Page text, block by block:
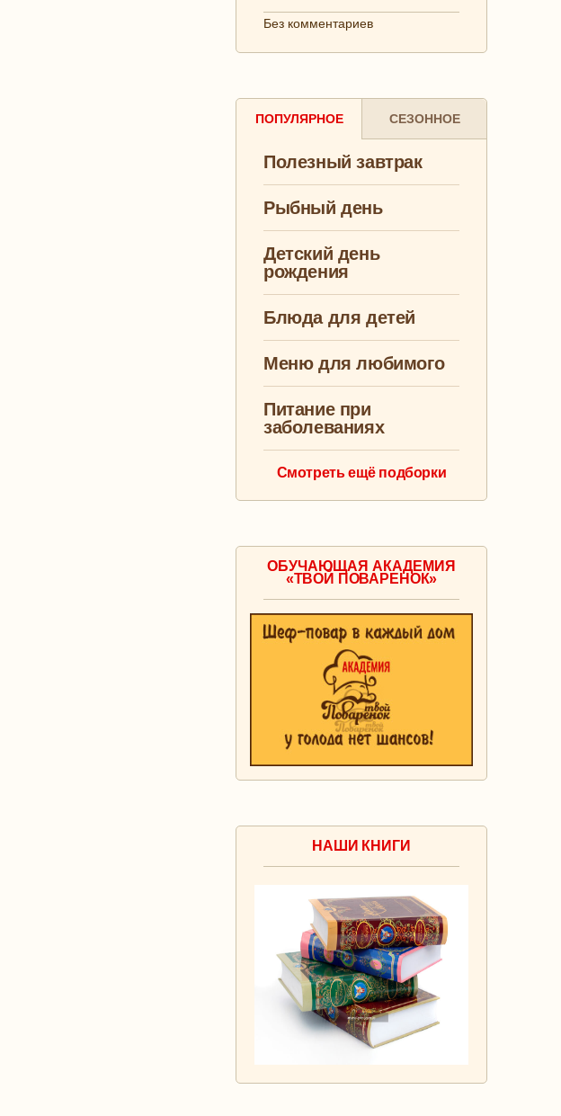
Без комментариев
ПОПУЛЯРНОЕ СЕЗОННОЕ
Полезный завтрак
Рыбный день
Детский день
рождения
Блюда для детей
Меню для любимого
Питание при
заболеваниях
Смотреть ещё подборки
ОБУЧАЮЩАЯ АКАДЕМИЯ
«ТВОЙ ПОВАРЕНОК»
НАШИ КНИГИ